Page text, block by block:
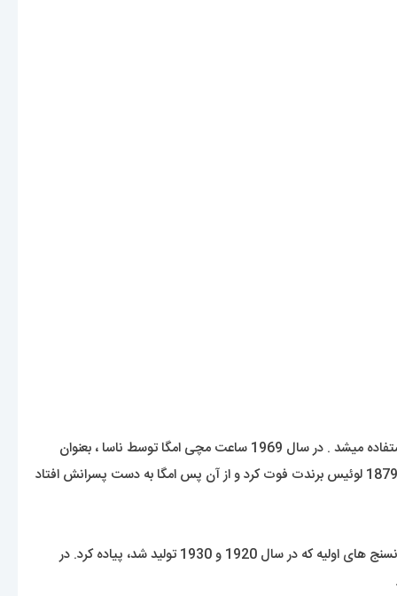
از ساعت های مچی امگا برای ارتش ایالات متحده ی آمریکا سال 1918 و در سال 1917 برای ارتش هوایی سلطنت بریتانیا در رزمایش ها و نبردها استفاده میشد . در سال 1969 ساعت مچی امگا توسط ناسا ، بعنوان
اولین ساعت بر روی ماه حضور پیدا کرد و به این عنوان برگزیده شد . برند امگا توسط افرادی مانند جیمز باند شهرت خود را بدست اورده است . در سال 1879 لوئیس برندت فوت کرد و از آن پس امگا به دست پسرانش افتاد
این ساعت فقط یک محصول لوکس محسوب نمیشه بلکه یکی از ساعت های دارای هویت در جهان نیز تلقی میشه. امگا در ابتدا این طرح را برای زمانسنج های اولیه که در سال 1920 و 1930 تولید شد، پیاده کرد. در